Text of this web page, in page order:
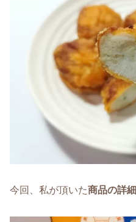
今回、私が頂いた商品の詳細